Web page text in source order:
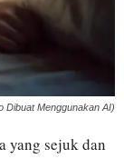
Dibuat Menggunakan AI)
yang sejuk dan